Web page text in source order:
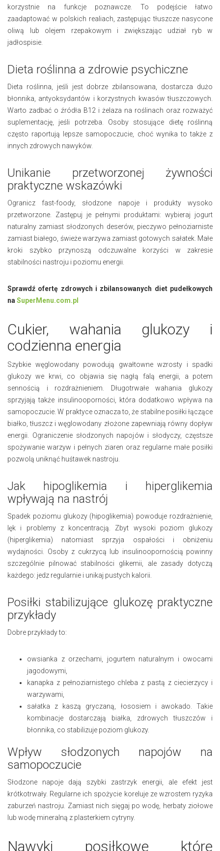
korzystnie na funkcje poznawcze. To podejście łatwo
zaadaptować w polskich realiach, zastępując tłuszcze nasycone
oliwą lub olejem rzepakowym i zwiększając udział ryb w
jadłospisie.
Dieta roślinna a zdrowie psychiczne
Dieta roślinna, jeśli jest dobrze zbilansowana, dostarcza dużo
błonnika, antyoksydantów i korzystnych kwasów tłuszczowych.
Warto zadbać o źródła B12 i żelaza na roślinach oraz rozważyć
suplementację, jeśli potrzeba. Osoby stosujące dietę roślinną
często raportują lepsze samopoczucie, choć wynika to także z
innych zdrowych nawyków.
Unikanie przetworzonej żywności
praktyczne wskazówki
Ogranicz fast-foody, słodzone napoje i produkty wysoko
przetworzone. Zastępuj je pełnymi produktami: wybieraj jogurt
naturalny zamiast słodzonych deserów, pieczywo pełnoziarniste
zamiast białego, świeże warzywa zamiast gotowych sałatek. Małe
kroki szybko przynoszą odczuwalne korzyści w zakresie
stabilności nastroju i poziomu energii.
Sprawdź ofertę zdrowych i zbilansowanych diet pudełkowych
na SuperMenu.com.pl
Cukier, wahania glukozy i
codzienna energia
Szybkie węglowodany powodują gwałtowne wzrosty i spadki
glukozy we krwi, co objawia się nagłą falą energii, a potem
sennością i rozdrażnieniem. Długotrwałe wahania glukozy
sprzyjają także insulinooporności, która dodatkowo wpływa na
samopoczucie. W praktyce oznacza to, że stabilne posiłki łączące
białko, tłuszcz i węglowodany złożone zapewniają równy dopływ
energii. Ograniczenie słodzonych napojów i słodyczy, częstsze
spożywanie warzyw i pełnych ziaren oraz regularne małe posiłki
pozwolą uniknąć huśtawek nastroju.
Jak hipoglikemia i hiperglikemia
wpływają na nastrój
Spadek poziomu glukozy (hipoglikemia) powoduje rozdrażnienie,
lęk i problemy z koncentracją. Zbyt wysoki poziom glukozy
(hiperglikemia) natomiast sprzyja ospałości i obniżeniu
wydajności. Osoby z cukrzycą lub insulinoopornością powinny
szczególnie pilnować stabilności glikemii, ale zasady dotyczą
każdego: jedz regularnie i unikaj pustych kalorii.
Posiłki stabilizujące glukozę praktyczne
przykłady
Dobre przykłady to:
owsianka z orzechami, jogurtem naturalnym i owocami
jagodowymi,
kanapka z pełnoziarnistego chleba z pastą z ciecierzycy i
warzywami,
sałatka z kaszą gryczaną, łososiem i awokado. Takie
kombinacje dostarczają białka, zdrowych tłuszczów i
błonnika, co stabilizuje poziom glukozy.
Wpływ słodzonych napojów na
samopoczucie
Słodzone napoje dają szybki zastrzyk energii, ale efekt jest
krótkotrwały. Regularne ich spożycie koreluje ze wzrostem ryzyka
zaburzeń nastroju. Zamiast nich sięgaj po wodę, herbaty ziołowe
lub wodę mineralną z plasterkiem cytryny.
Nawyki posiłkowe które